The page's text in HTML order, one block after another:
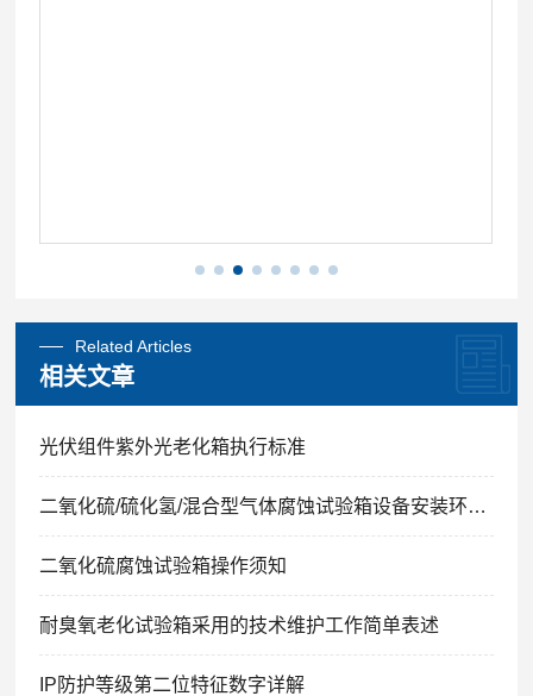
Related Articles
相关文章
光伏组件紫外光老化箱执行标准
二氧化硫/硫化氢/混合型气体腐蚀试验箱设备安装环境条件
二氧化硫腐蚀试验箱操作须知
耐臭氧老化试验箱采用的技术维护工作简单表述
IP防护等级第二位特征数字详解